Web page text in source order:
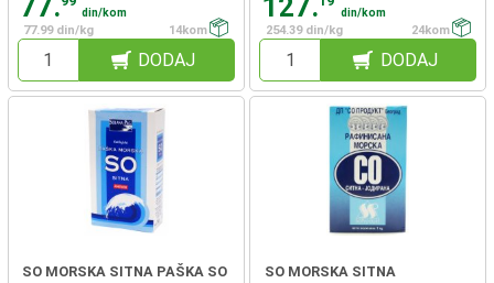
din/kom
77.99 din/kg
14kom
DODAJ
din/kom
254.39 din/kg
24kom
DODAJ
SO MORSKA SITNA PAŠKA SO
SO MORSKA SITNA